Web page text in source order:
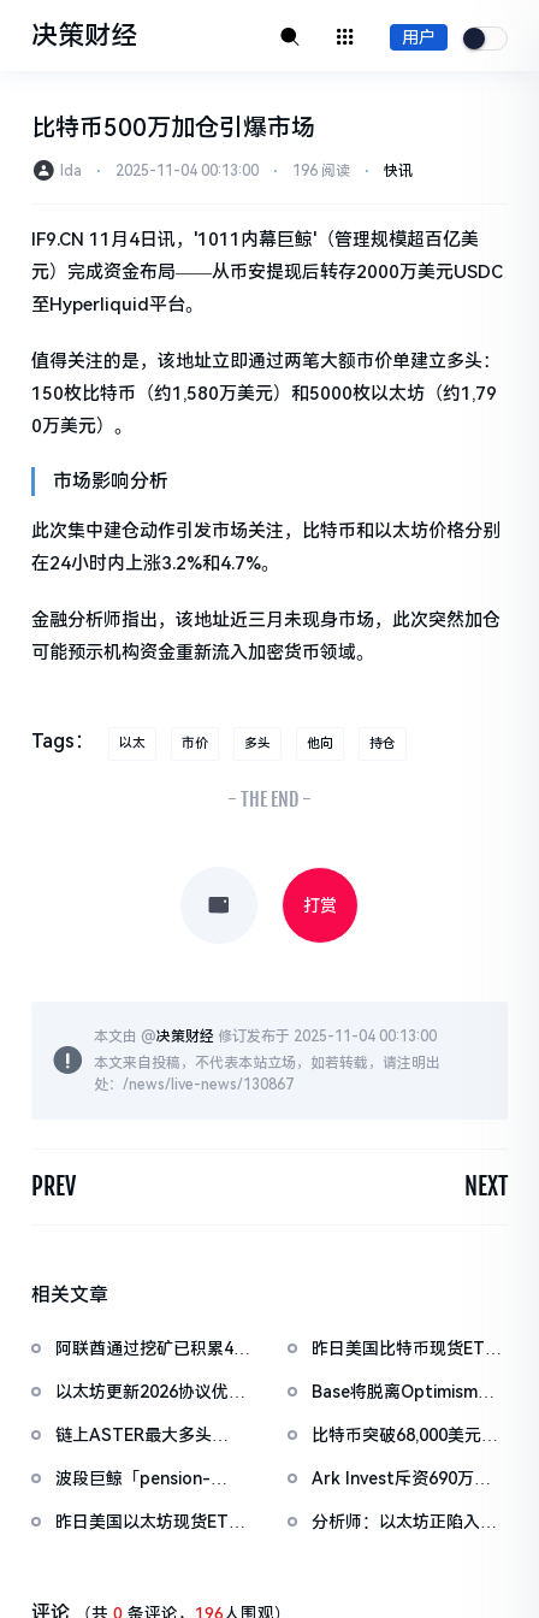
决策财经 用户
比特币500万加仓引爆市场
Ida ⋅ 2025-11-04 00:13:00 ⋅ 196 阅读 ⋅ 快讯
IF9.CN 11月4日讯，'1011内幕巨鲸'（管理规模超百亿美
元）完成资金布局——从币安提现后转存2000万美元USDC
至Hyperliquid平台。
值得关注的是，该地址立即通过两笔大额市价单建立多头：
150枚比特币（约1,580万美元）和5000枚以太坊（约1,79
0万美元）。
市场影响分析
此次集中建仓动作引发市场关注，比特币和以太坊价格分别
在24小时内上涨3.2%和4.7%。
金融分析师指出，该地址近三月未现身市场，此次突然加仓
可能预示机构资金重新流入加密货币领域。
Tags： 以太 市价 多头 他向 持仓
- THE END -
打赏
本文由 @决策财经 修订发布于 2025-11-04 00:13:00
本文来自投稿，不代表本站立场，如若转载，请注明出
处：/news/live-news/130867
PREV NEXT
相关文章
阿联酋通过挖矿已积累4.5
昨日美国比特币现货ETF
坊ETF净流出4180万美元
以太坊更新2026协议优先
于上半年进行
Base将脱离Optimism生
栈
链上ASTER最大多头
仓，持仓规模已达1490万
美元
比特币突破68,000美元，
波段巨鲸「pension-
单，此前规模约6700万美
Ark Invest斥资690万美
束月初减持操作
昨日美国以太坊现货ETF
分析师：以太坊正陷入
评论 （共0 条评论， 196人围观）